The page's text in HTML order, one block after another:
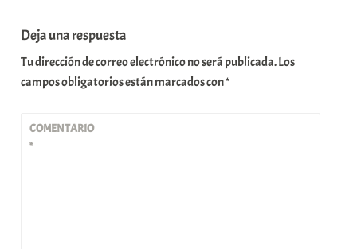
Deja una respuesta
Tu dirección de correo electrónico no será publicada.Los
campos obligatorios están marcados con*
COMENTARIO
*